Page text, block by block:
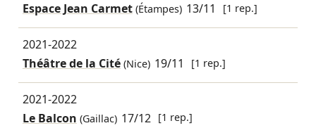
Espace Jean Carmet(Étampes) 13/11 [1 rep.]
2021-2022
Théâtre de la Cité(Nice) 19/11 [1 rep.]
2021-2022
Le Balcon (Gaillac) 17/12 [1 rep.]